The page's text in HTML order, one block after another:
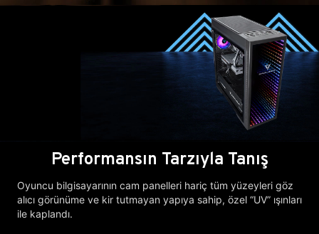
Performansın Tarzıyla Tanış
Oyuncu bilgisayarının cam panelleri hariç tüm yüzeyleri göz
alıcı görünüme ve kir tutmayan yapıya sahip, özel “UV” ışınları
ile kaplandı.